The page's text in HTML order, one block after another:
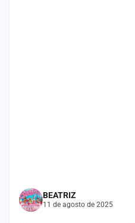
BEATRIZ
11 de agosto de 2025